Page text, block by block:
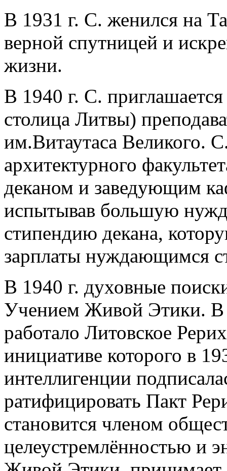
В 1931 г. С. женился на
верной спутницей и
жизни.
В 1940 г. С.
столица Литвы)
им.Витаутаса Великого.
архитектурного
деканом и заведующим
испытывав большую
стипендию декана,
зарплаты нуждающимся
В 1940 г. духовные
Учением Живой Этики. В
работало Литовское
инициативе которого в
интеллигенции
ратифицировать Пакт
становится членом
целеустремлённостью и